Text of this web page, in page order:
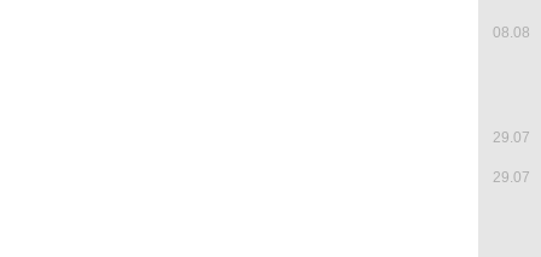
08.08
29.07
29.07